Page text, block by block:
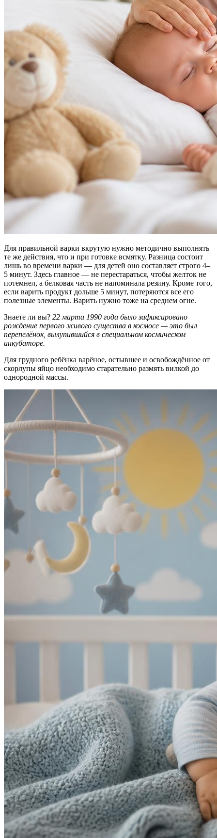
Для правильной варки вкрутую нужно методично выполнять
те же действия, что и при готовке всмятку. Разница состоит
лишь во времени варки — для детей оно составляет строго 4–
5 минут. Здесь главное — не перестараться, чтобы желток не
потемнел, а белковая часть не напоминала резину. Кроме того,
если варить продукт дольше 5 минут, потеряются все его
полезные элементы. Варить нужно тоже на среднем огне.
Знаете ли вы? 22 марта 1990 года было зафиксировано
рождение первого живого существа в космосе — это был
перепелёнок, вылупившийся в специальном космическом
инкубаторе.
Для грудного ребёнка варёное, остывшее и освобождённое от
скорлупы яйцо необходимо старательно размять вилкой до
однородной массы.